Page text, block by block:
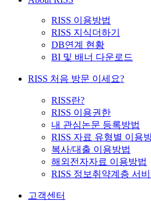
RISS 이용방법
RISS 지식더하기
DB연계 현황
BI 및 배너 다운로드
RISS 처음 방문 이세요?
RISS란?
RISS 이용권한
내 관심논문 등록방법
RISS 자료 유형별 이용
복사/대출 이용방법
해외전자자료 이용방법
RISS 정보취약계층 서
고객센터